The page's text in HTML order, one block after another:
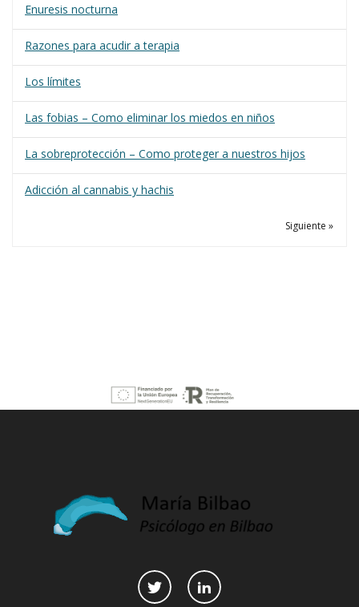
Enuresis nocturna
Razones para acudir a terapia
Los límites
Las fobias – Como eliminar los miedos en niños
La sobreprotección – Como proteger a nuestros hijos
Adicción al cannabis y hachis
Siguiente »